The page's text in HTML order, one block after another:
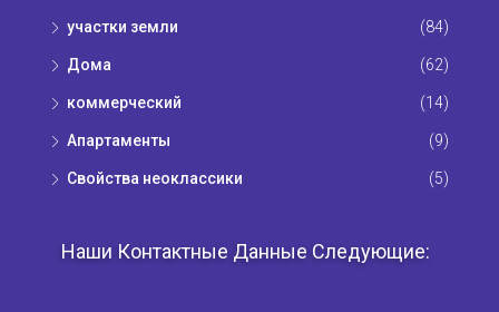
участки земли (84)
Дома (62)
коммерческий (14)
Апартаменты (9)
Свойства неоклассики (5)
Наши Контактные Данные Следующие: